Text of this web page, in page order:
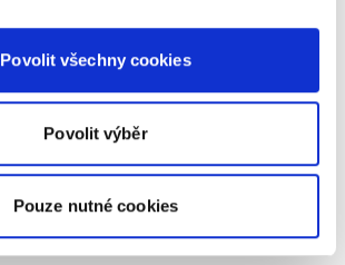
Povolit všechny cookies
Povolit výběr
Pouze nutné cookies